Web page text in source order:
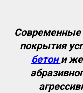
покрытия
бетони